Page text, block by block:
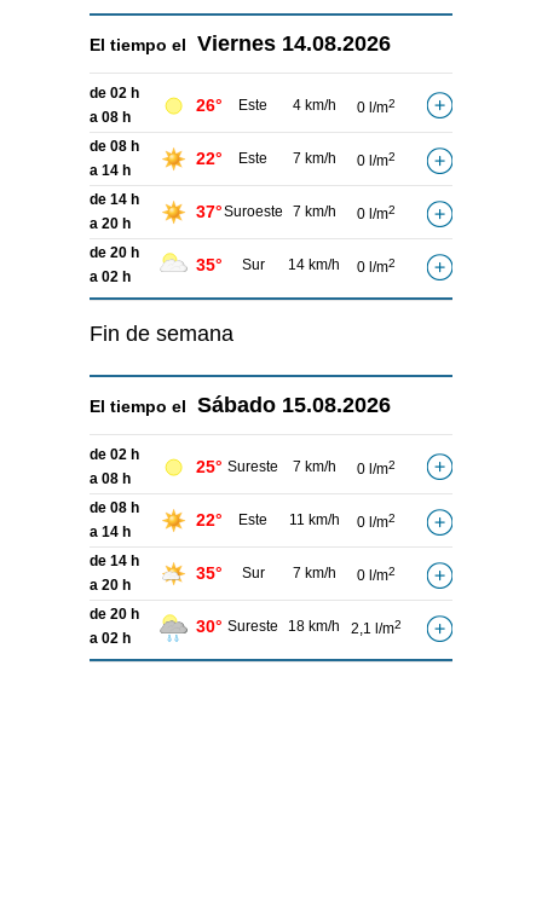
El tiempo el Viernes 14.08.2026
de 02 h
a 08 h
26° Este 4 km/h 0 l/m2
de 08 h
a 14 h
22° Este 7 km/h 0 l/m2
de 14 h
a 20 h
37°Suroeste 7 km/h 0 l/m2
de 20 h
a 02 h
35° Sur 14 km/h 0 l/m2
Fin de semana
El tiempo el Sábado 15.08.2026
de 02 h
a 08 h
25° Sureste 7 km/h 0 l/m2
de 08 h
a 14 h
22° Este 11 km/h 0 l/m2
de 14 h
a 20 h
35° Sur 7 km/h 0 l/m2
de 20 h
a 02 h
30° Sureste 18 km/h 2,1 l/m2